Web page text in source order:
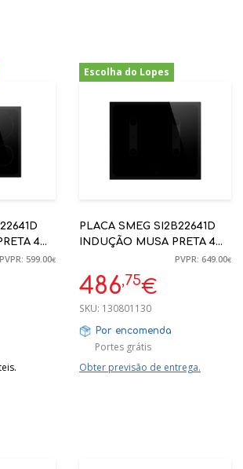
4
PVPR: 599.00€
Escolha do Lopes
-25%
PLACA SMEG SI2B22641D
INDUÇÃO MUSA PRETA 4
PVPR: 649.00€
486,75€
SKU: 130801130
Por encomenda
Portes grátis
Obter previsão de entrega.